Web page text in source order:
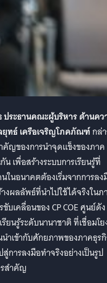
ระธานคณะผู้บริหาร ด้านคว
ทธ์ เครือเจริญโภคภัณฑ์กล่
คัญของการนำจุดแข็งของภาค
เพื่อสร้างระบบการเรียนรู้ที่
นอนาคตต้องเริ่มจากการลง
งผลลัพธ์ที่นำไปใช้ได้จริงในภ
บเคลื่อนของ CP COE ศูนย์ดัง
นรู้ระดับนานาชาติ ที่เชื่อมโย
ำเข้ากับศักยภาพของภาคธุร
สู่การลงมือทำจริงอย่างเป็นรูป
สำคัญ